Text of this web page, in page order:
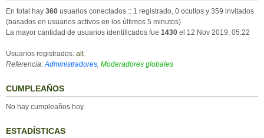
En total hay 360 usuarios conectados :: 1 registrado, 0 ocultos y 359 invitados
(basados en usuarios activos en los últimos 5 minutos)
La mayor cantidad de usuarios identificados fue 1430 el 12 Nov 2019, 05:22
Usuarios registrados: alt
Referencia:Administradores, Moderadores globales
CUMPLEAÑOS
No hay cumpleaños hoy.
ESTADÍSTICAS